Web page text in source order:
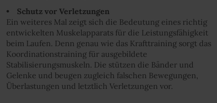
• Schutz vor Verletzungen
Ein weiteres Mal zeigt sich die Bedeutung eines richtig
entwickelten Muskelapparats für die Leistungsfähigkeit
beim Laufen. Denn genau wie das Krafttraining sorgt das
Koordinationstraining für ausgebildete
Stabilisierungsmuskeln. Die stützen die Bänder und
Gelenke und beugen zugleich falschen Bewegungen,
Überlastungen und letztlich Verletzungen vor.